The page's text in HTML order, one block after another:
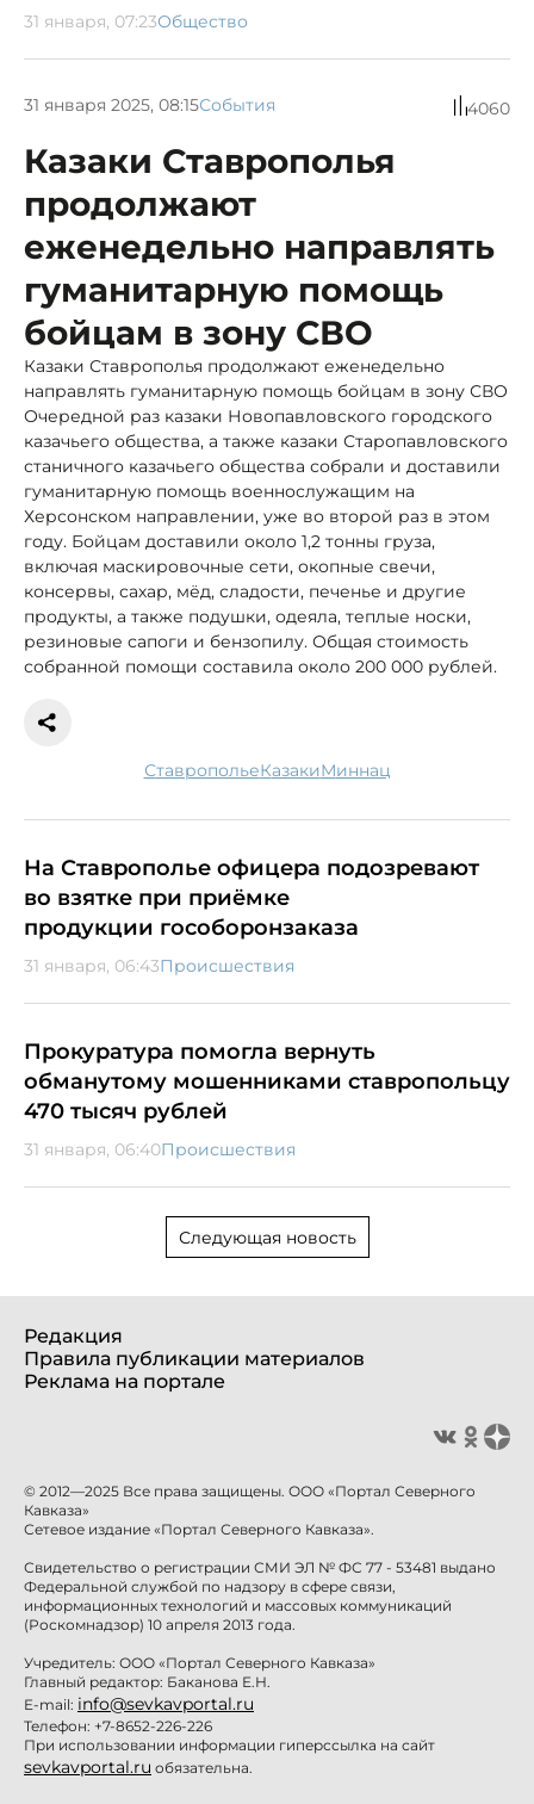
31 января, 07:23Общество
31 января 2025, 08:15События 4060
Казаки Ставрополья
продолжают
еженедельно направлять
гуманитарную помощь
бойцам в зону СВО
Казаки Ставрополья продолжают еженедельно
направлять гуманитарную помощь бойцам в зону СВО
Очередной раз казаки Новопавловского городского
казачьего общества, а также казаки Старопавловского
станичного казачьего общества собрали и доставили
гуманитарную помощь военнослужащим на
Херсонском направлении, уже во второй раз в этом
году. Бойцам доставили около 1,2 тонны груза,
включая маскировочные сети, окопные свечи,
консервы, сахар, мёд, сладости, печенье и другие
продукты, а также подушки, одеяла, теплые носки,
резиновые сапоги и бензопилу. Общая стоимость
собранной помощи составила около 200 000 рублей.
Ставрополье казаки миннац
На Ставрополье офицера подозревают
во взятке при приёмке
продукции гособоронзаказа
31 января, 06:43Происшествия
Прокуратура помогла вернуть
обманутому мошенниками ставропольцу
470 тысяч рублей
31 января, 06:40Происшествия
Следующая новость
Редакция
Правила публикации материалов
Реклама на портале
© 2012—2025 Все права защищены. ООО «Портал Северного
Кавказа»
Сетевое издание «Портал Северного Кавказа».
Свидетельство о регистрации СМИ ЭЛ № ФС 77 - 53481 выдано
Федеральной службой по надзору в сфере связи,
информационных технологий и массовых коммуникаций
(Роскомнадзор) 10 апреля 2013 года.
Учредитель: ООО «Портал Северного Кавказа»
Главный редактор: Баканова Е.Н.
E-mail: info@sevkavportal.ru
Телефон: +7-8652-226-226
При использовании информации гиперссылка на сайт
sevkavportal.ru обязательна.